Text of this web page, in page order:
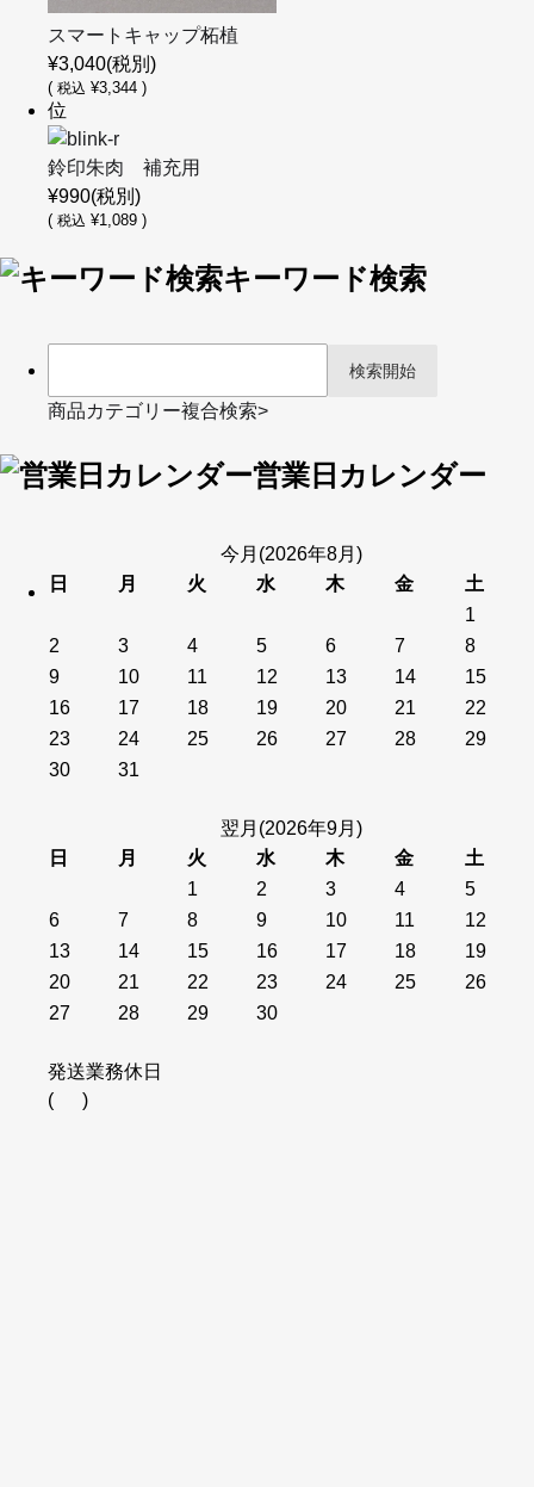
スマートキャップ柘植
¥3,040(税別)
( 税込 ¥3,344 )
位
鈴印朱肉 補充用
¥990(税別)
( 税込 ¥1,089 )
キーワード検索
商品カテゴリー複合検索>
営業日カレンダー
今月(2026年8月)
日
月 火 水 木 金
土
1
2
3 4 5 6 7
8
9
10 11 12 13 14
15
16
17 18 19 20 21
22
23
24 25 26 27 28
29
30
31
翌月(2026年9月)
日
月 火 水 木 金
土
1
2 3 4
5
6
7 8 9 10 11
12
13
14 15 16 17 18
19
20
21 22 23 24 25
26
27
28 29 30
発送業務休日
(
)